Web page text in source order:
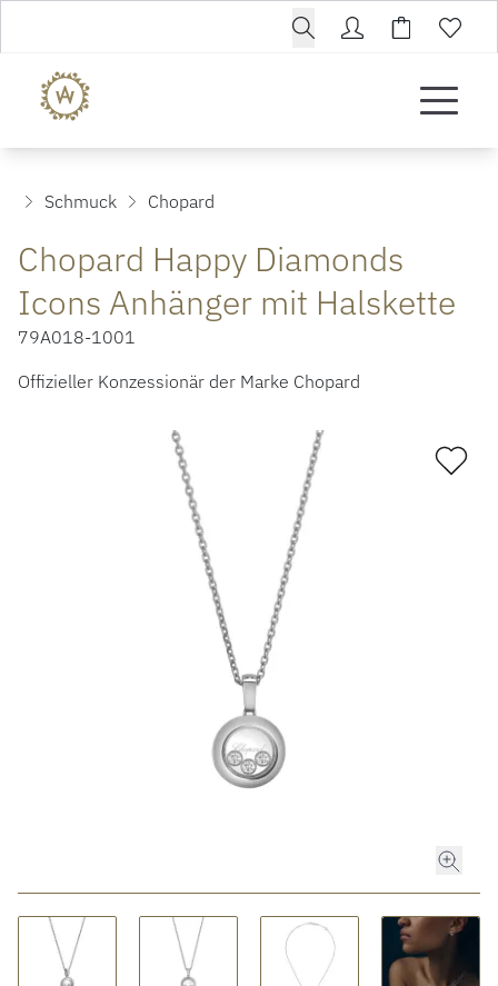
ROLEX CERTIFIED PRE-OWNED
ACCESSOIRES
Schmuck Chopard
Chopard Happy Diamonds
Icons Anhänger mit Halskette
79A018-1001
Offizieller Konzessionär der Marke Chopard